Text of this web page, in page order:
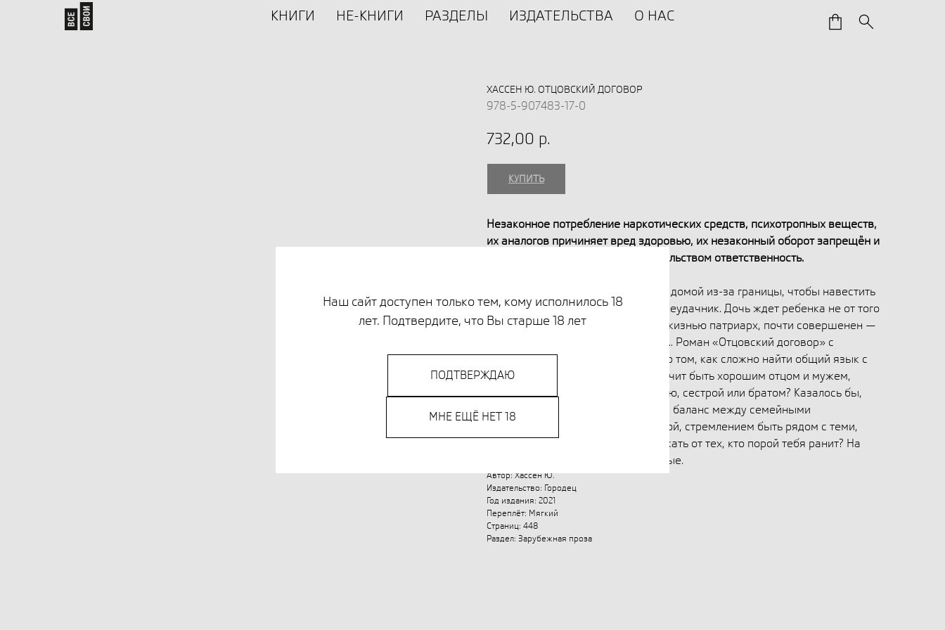
КНИГИ НЕ-КНИГИ РАЗДЕЛЫ ИЗДАТЕЛЬСТВА О НАС
Наш сайт доступен только тем, кому исполнилось 18
лет. Подтвердите, что Вы старше 18 лет
ПОДТВЕРЖДАЮ
МНЕ ЕЩЁ НЕТ 18
ХАССЕН Ю. ОТЦОВСКИЙ ДОГОВОР
978-5-907483-17-0
732,00 р.
КУПИТЬ
Незаконное потребление наркотических средств, психотропных веществ,
их аналогов причиняет вред здоровью, их незаконный оборот запрещён и
влечет установленную законодательством ответственность.
Дедушка дважды в год приезжает домой из-за границы, чтобы навестить
своих взрослых детей. Его сын — неудачник. Дочь ждет ребенка не от того
мужчины. Только он, умудренный жизнью патриарх, почти совершенен —
по крайней мере, ему так кажется… Роман «Отцовский договор» с
иронией и горечью рассказывает о том, как сложно найти общий язык с
самыми близкими людьми. Что значит быть хорошим отцом и мужем,
матерью и женой, сыном и дочерью, сестрой или братом? Казалось бы,
наши роли меняются, но как найти баланс между семейными
обязательствами и личной свободой, стремлением быть рядом с теми,
кого ты любишь, и соблазном убежать от тех, кто порой тебя ранит? На
русском языке публикуется впервые.
Автор: Хассен Ю.
Издательство: Городец
Год издания: 2021
Переплёт: Мягкий
Страниц: 448
Раздел: Зарубежная проза